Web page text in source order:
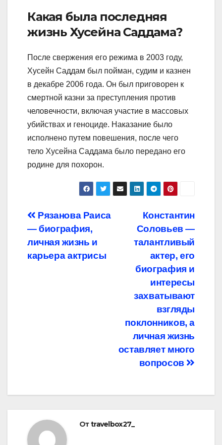
Какая была последняя
жизнь Хусейна Саддама?
После свержения его режима в 2003 году,
Хусейн Саддам был пойман, судим и казнен
в декабре 2006 года. Он был приговорен к
смертной казни за преступления против
человечности, включая участие в массовых
убийствах и геноциде. Наказание было
исполнено путем повешения, после чего
тело Хусейна Саддама было передано его
родине для похорон.
Навигация
по
записям
Константин
Соловьев —
талантливый
актер, его
биография и
интересы
захватывают
взгляды
поклонников, а
личная жизнь
оставляет много
вопросов
Рязанова Раиса
— биография,
личная жизнь и
карьера актрисы
Отtravelbox27_